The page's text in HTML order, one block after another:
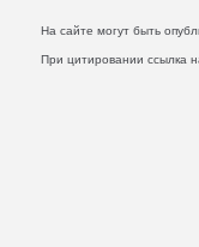
На сайте могут быть
При цитировании ссылка